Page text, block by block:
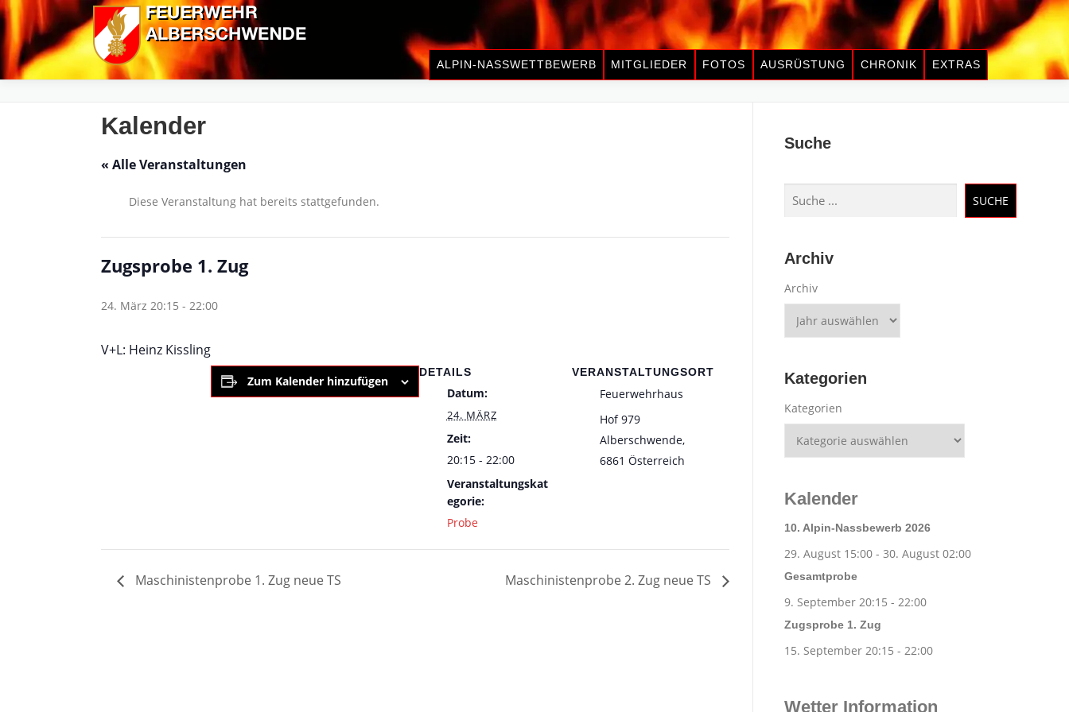
Zum
Inhalt
springen
ALPIN-NASSWETTBEWERB MITGLIEDER FOTOS AUSRÜSTUNG CHRONIK EXTRAS
Kalender
« Alle Veranstaltungen
Diese Veranstaltung hat bereits stattgefunden.
Zugsprobe 1. Zug
24. März 20:15 - 22:00
V+L: Heinz Kissling
Zum Kalender hinzufügen
DETAILS
Datum:
24. MÄRZ
Zeit:
20:15 - 22:00
Veranstaltungskat
egorie:
Probe
VERANSTALTUNGSORT
Feuerwehrhaus
Hof 979
Alberschwende,
6861 Österreich
Maschinistenprobe 1. Zug neue TS Maschinistenprobe 2. Zug neue TS
Suche
Suchen
SUCHE
Archiv
Archiv
Kategorien
Kategorien
Kalender
10. Alpin-Nassbewerb 2026
29. August 15:00 - 30. August 02:00
Gesamtprobe
9. September 20:15 - 22:00
Zugsprobe 1. Zug
15. September 20:15 - 22:00
Wetter Information